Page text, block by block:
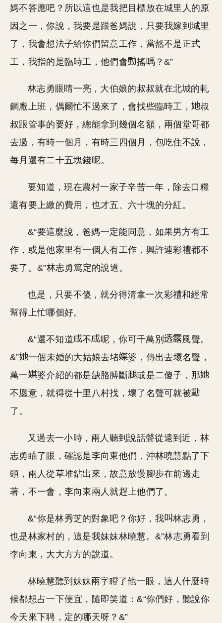
媽不答應吧？所以這也是我把目標放在城里人的原
因之一，你說，我要是跟爸媽說，只要我嫁到城里
了，我會想法子給你們留意工作，當然不是正式
工，我指的是臨時工，他們會
搖嗎？&”
林志勇眼睛一亮，大伯娘的叔叔就在北城的軋
鋼廠上班，偶爾忙不過來了，會找些臨時工，
叔
叔跟管事的要好，總能拿到幾個名額，兩個堂哥都
去過，有時一個月，有時三四個月，包吃住不說，
每月還有二十五塊錢呢。
要知道，現在農村一家子辛苦一年，除去口糧
還有要上繳的費用，也才五、六十塊的分紅。
&“要這麼說，爸媽一定能同意，如果男方有工
作，或是他家里有一個人有工作，興許連彩禮都不
要了。&”林志勇篤定的說道。
也是，只要不傻，就分得清拿一次彩禮和經常
幫得上忙哪個好。
&“還不知道 不 呢，你可千萬別
風聲。
&”
一個未婚的大姑娘去堵
婆，傳出去壞名聲，
萬一
婆介紹的都是缺胳膊斷
或是二傻子，那
不愿意，就得從十里八村找，壞了名聲可就被
了。
又過去一小時，兩人聽到說話聲從遠到近，林
志勇瞄了眼，確認是李向東他們，沖林曉慧點了下
頭，兩人從草堆鉆出來，故意放慢腳步在前邊走
著，不一會，李向東兩人就趕上他們了。
&“你是林秀芝的對象吧？你好，我
林志勇，
也是林家村的，這是我妹妹林曉慧。&”林志勇看到
李向東，大大方方的說道。
林曉慧聽到妹妹兩字瞪了他一眼，這人什麼時
候都想占一下便宜，隨即笑道：&“你們好，聽說你
今天來下聘，定的哪天呀？&”